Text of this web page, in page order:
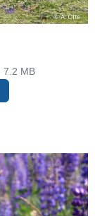
7.2 MB